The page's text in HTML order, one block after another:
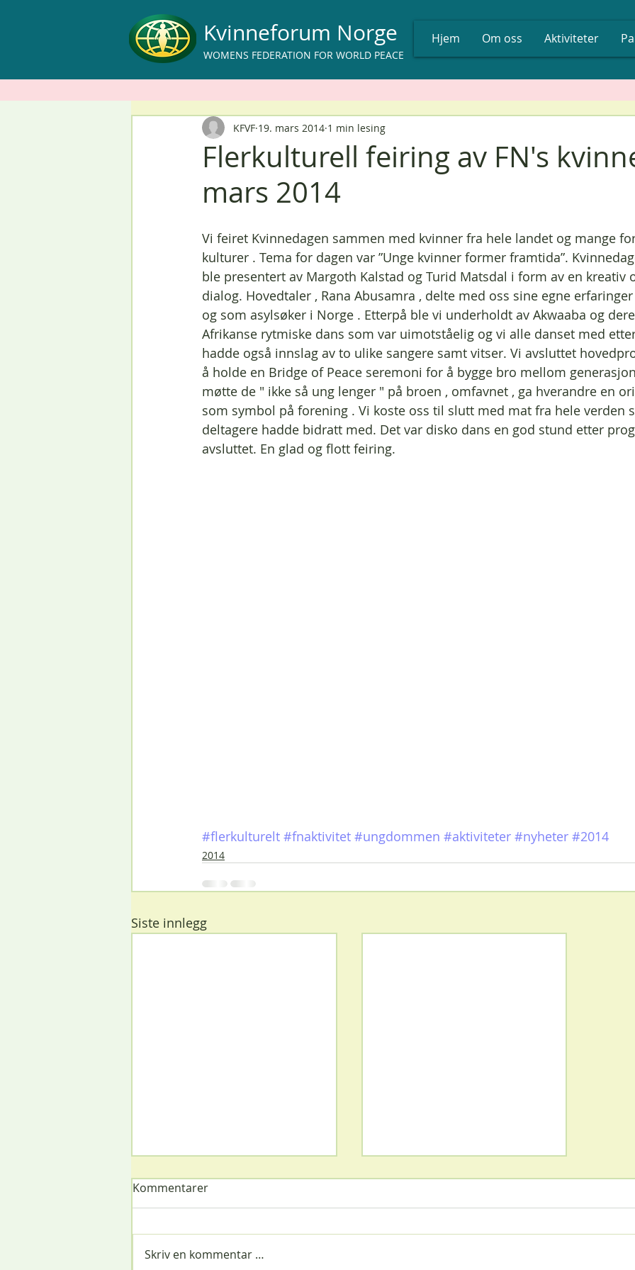
Kvinneforum Norge
WOMENS FEDERATION FOR WORLD PEACE
Hjem Om oss Aktiviteter
Flerkulturell feiring av FN's
mars 2014
KFVF 19. mars 2014 1 min lesing
Vi feiret Kvinnedagen sammen med kvinner fra hele landet og mange
kulturer . Tema for dagen var ”Unge kvinner former framtida”.
ble presentert av Margoth Kalstad og Turid Matsdal i form av en kreativ
dialog. Hovedtaler , Rana Abusamra , delte med oss sine egne erfaringer
og som asylsøker i Norge . Etterpå ble vi underholdt av Akwaaba og
Afrikanse rytmiske dans som var uimotståelig og vi alle danset med
hadde også innslag av to ulike sangere samt vitser. Vi avsluttet
å holde en Bridge of Peace seremoni for å bygge bro mellom
møtte de " ikke så ung lenger " på broen , omfavnet , ga hverandre en
som symbol på forening . Vi koste oss til slutt med mat fra hele verden
deltagere hadde bidratt med. Det var disko dans en god stund etter
avsluttet. En glad og flott feiring.
#flerkulturelt #fnaktivitet #ungdommen #aktiviteter #nyheter #2014
2014
Siste innlegg
Kommentarer
Skriv en kommentar …